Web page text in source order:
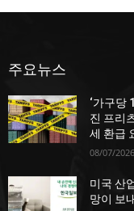
주요뉴스
‘가구당
진 프리
세 환급
08/07/2026
미국 산
망이 보